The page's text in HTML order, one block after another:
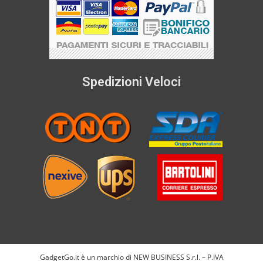
Spedizioni Veloci
GadgetGo.it è un marchio di NEW BUSINESS S.r.l. – P.IVA